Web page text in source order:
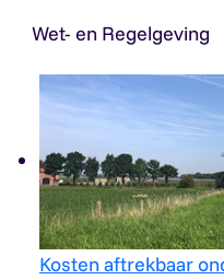
Wet- en Regelgeving
Kosten aftrekbaar